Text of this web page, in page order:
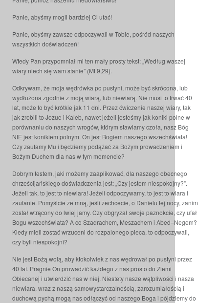
Panie, abyśmy mogli bardziej Ci ufać!
Panie, obyśmy zawsze odpoczywali w Tobie, pośród naszych
wszystkich doświadczeń!
Wtedy Pan przypomniał mi ten mały prosty tekst: „Według waszej
wiary niech się wam stanie” (Mt 9,29).
Odkrywam, że moja wędrówka po pustyni, może być skrócona, lub
wydłużona zgodnie z moją wiarą, lub niewiarą. Nie musi to trwać 40
lat, może to być krótkie jak 11 dni. Przez ćwiczenie naszej wiary, tak
jak zrobili to Jozue i Kaleb, nawet jeżeli jesteśmy jak koniki polne w
porównaniu do naszych wrogów, którym stawiamy czoła, nasz Bóg
NIE jest konikiem polnym. On jest Bogiem naszego wszechświata!
Czy zaufamy Mu i będziemy podążać za Bożym prowadzeniem i
Bożym Duchem dla nas w tym momencie?
Dobrym testem, jaki możemy zaaplikować, dla naszego obecnego
chrześcijańskiego doświadczenia jest: „Czy jestem niespokojny?”.
Jeżeli tak, to jest to niewiara! Jeżeli odpoczywamy, to jest to wiara i
zaufanie. Pomyślcie ze mną, jeśli zechcecie, o Danielu tej nocy, zanim
został wtrącony do lwiej jamy. Czy obgryzał swoje paznokcie, czy ufał
Bogu wszechświata? A co Szadrachem, Meszachem i Abed–Negem?
Kiedy mieli zostać wrzuceni do rozpalonego pieca, to odpoczywali,
czy byli niespokojni?
Nie jest Bożą wolą, aby ktokolwiek z nas wędrował po pustyni przez
40 lat. Pragnie On prowadzić każdego z nas prosto do Ziemi
Obiecanej i utwierdzić nas w niej. Niestety nasze wątpliwości i nasza
niewiara, wraz z naszą samowystarczalnością, zarozumiałością i
duchową pychą mogą nas odłączyć od naszego Boga i pójdziemy do